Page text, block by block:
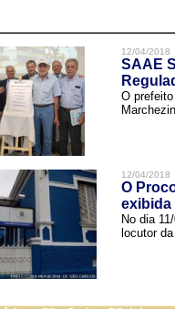
12/04/2018
SAAE
O
12/04/2018
O
exibida
No dia
locutor